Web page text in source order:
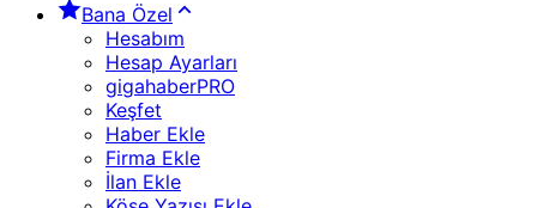
Bana Özel
Hesabım
Hesap Ayarları
gigahaberPRO
Keşfet
Haber Ekle
Firma Ekle
İlan Ekle